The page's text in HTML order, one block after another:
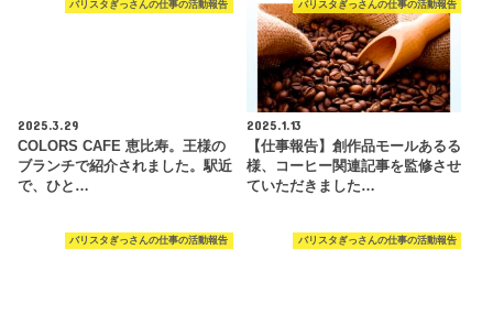
バリスタぎっさんの仕事の活動報告
2025.3.29
COLORS CAFE 恵比寿。王様の
ブランチで紹介されました。駅近
で、ひと…
バリスタぎっさんの仕事の活動報告
2025.1.13
【仕事報告】創作品モールあるる
様、コーヒー関連記事を監修させ
ていただきました…
バリスタぎっさんの仕事の活動報告 バリスタぎっさんの仕事の活動報告